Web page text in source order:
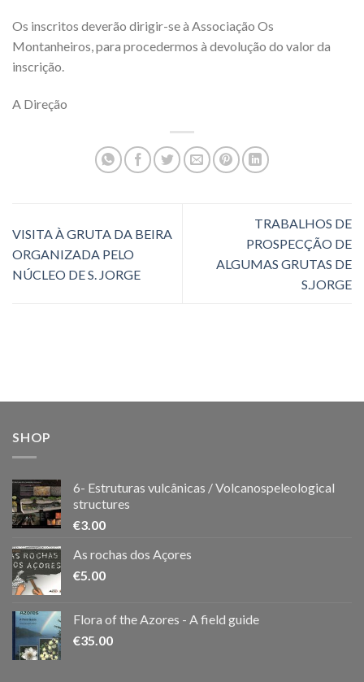
Os inscritos deverão dirigir-se à Associação Os
Montanheiros, para procedermos à devolução do valor da
inscrição.
A Direção
VISITA À GRUTA DA BEIRA
ORGANIZADA PELO
NÚCLEO DE S. JORGE
TRABALHOS DE
PROSPECÇÃO DE
ALGUMAS GRUTAS DE
S.JORGE
SHOP
6- Estruturas vulcânicas / Volcanospeleological
structures
€3.00
As rochas dos Açores
€5.00
Flora of the Azores - A field guide
€35.00